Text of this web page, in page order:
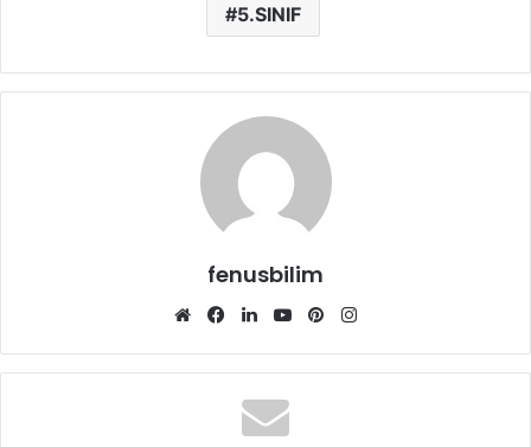
5.SINIF
fenusbilim
Web
Facebook
LinkedInYouTubePinterest